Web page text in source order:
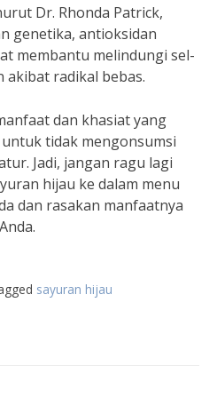
Dr. Rhonda Patrick,
genetika, antioksidan
membantu melindungi sel-
radikal bebas.
dan khasiat yang
tidak mengonsumsi
Jadi, jangan ragu lagi
hijau ke dalam menu
dan rasakan manfaatnya
sayuran hijau